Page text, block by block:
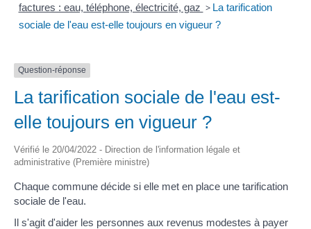
factures : eau, téléphone, électricité, gaz > La tarification
sociale de l'eau est-elle toujours en vigueur ?
Question-réponse
La tarification sociale de l'eau est-
elle toujours en vigueur ?
Vérifié le 20/04/2022 - Direction de l'information légale et
administrative (Première ministre)
Chaque commune décide si elle met en place une tarification
sociale de l'eau.
Il s'agit d'aider les personnes aux revenus modestes à payer